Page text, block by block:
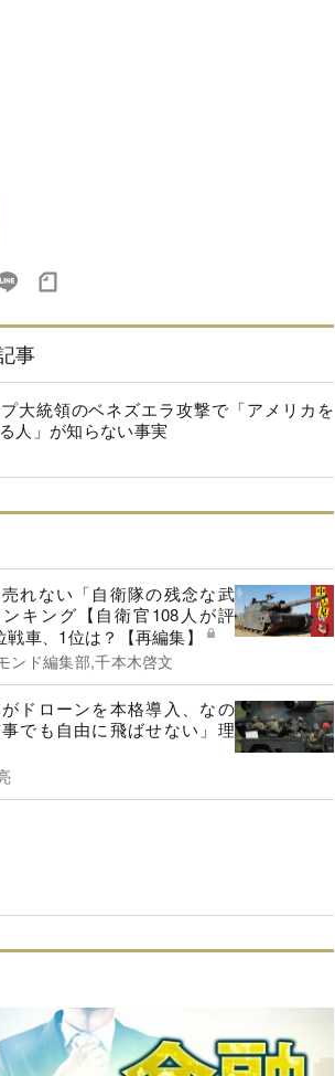
事
プ大統領のベネズエラ攻撃で「アメリカを
人」が知らない事実
れない「自衛隊の残念な武
キング【自衛官108人が評
戦車、1位は？【再編集】
ンド編集部,千本木啓文
ドローンを本格導入、なの
でも自由に飛ばせない」理